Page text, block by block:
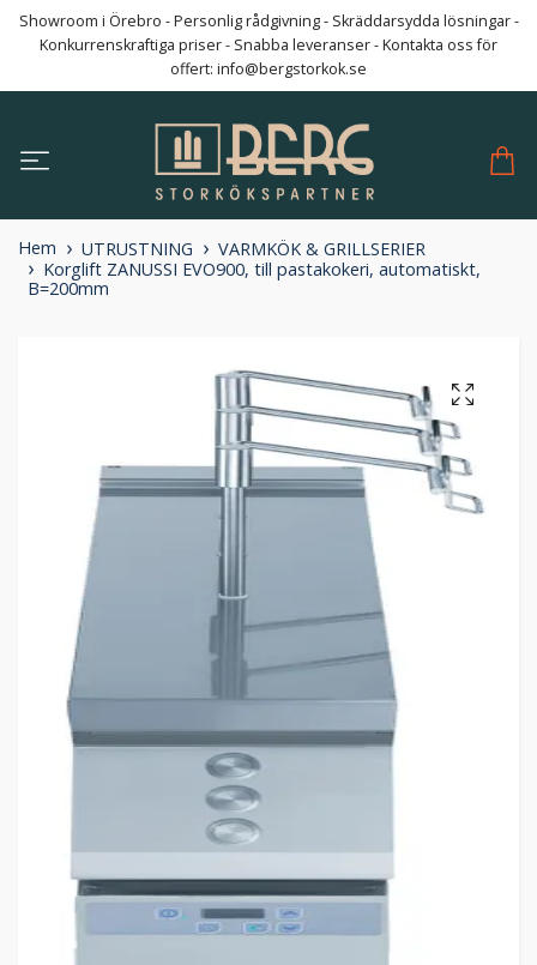
Showroom i Örebro - Personlig rådgivning - Skräddarsydda lösningar -
Konkurrenskraftiga priser - Snabba leveranser - Kontakta oss för
offert: info@bergstorkok.se
Hem UTRUSTNING
VARMKÖK & GRILLSERIER
Korglift ZANUSSI EVO900, till pastakokeri, automatiskt,
B=200mm